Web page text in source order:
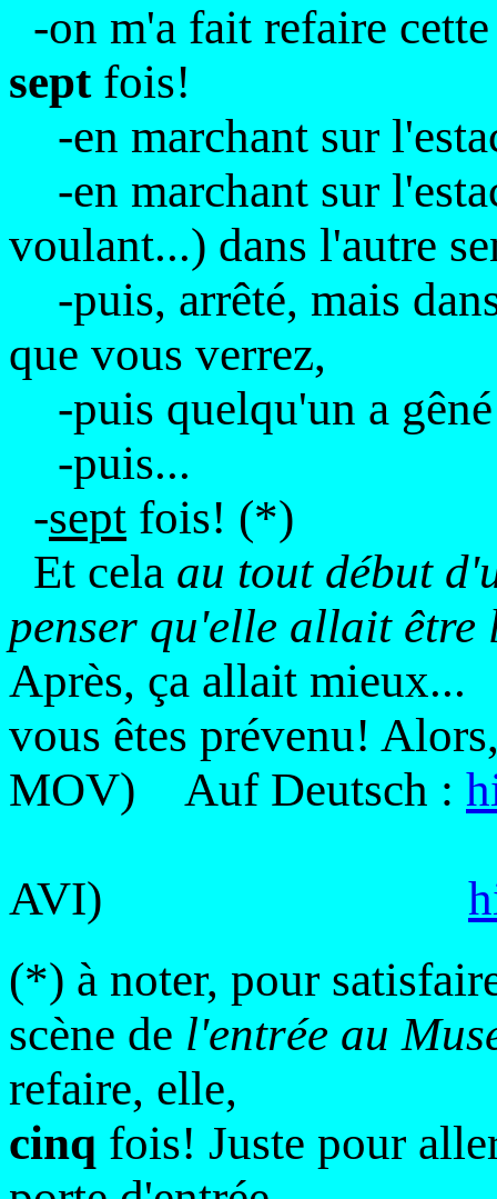
-on m'a fait refaire
septfois!
-en marchant sur
-en marchant sur
voulant...) dans l'autre
-puis, arrêté, mais
que vous verrez,
-puis quelqu'un a
-puis...
-sept fois! (*)
Et cela au tout début
penser qu'elle allait être
Après, ça allait mieux...
vous êtes prévenu!
MOV) Auf Deutsch :
AVI)
(*) à noter, pour
scène de l'entrée au
refaire, elle,
cinq fois! Juste pour